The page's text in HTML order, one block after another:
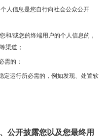
人信息是您自行向社会公众公开
和/或您的终端用户的个人信息的，
渠道；
需的；
定运行所必需的，例如发现、处置软
公开披露您以及您最终用